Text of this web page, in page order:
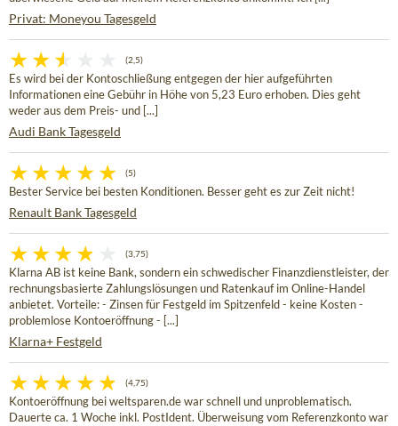
Privat: Moneyou Tagesgeld
(2,5)
Es wird bei der Kontoschließung entgegen der hier aufgeführten
Informationen eine Gebühr in Höhe von 5,23 Euro erhoben. Dies geht
weder aus dem Preis- und [...]
Audi Bank Tagesgeld
(5)
Bester Service bei besten Konditionen. Besser geht es zur Zeit nicht!
Renault Bank Tagesgeld
(3,75)
Klarna AB ist keine Bank, sondern ein schwedischer Finanzdienstleister, der
rechnungsbasierte Zahlungslösungen und Ratenkauf im Online-Handel
anbietet. Vorteile: - Zinsen für Festgeld im Spitzenfeld - keine Kosten -
problemlose Kontoeröffnung - [...]
Klarna+ Festgeld
(4,75)
Kontoeröffnung bei weltsparen.de war schnell und unproblematisch.
Dauerte ca. 1 Woche inkl. PostIdent. Überweisung vom Referenzkonto war